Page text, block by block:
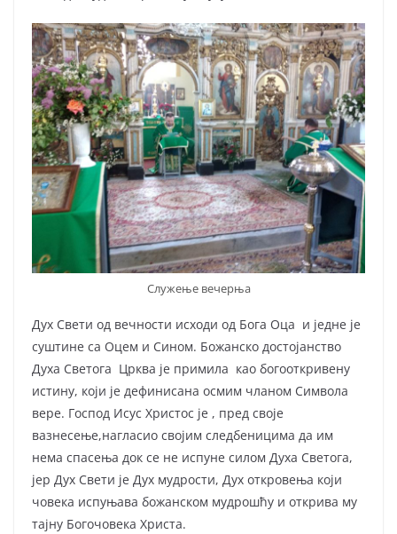
Служење вечерња
Дух Свети од вечности исходи од Бога Оца и једне је
суштине са Оцем и Сином. Божанско достојанство
Духа Светога Црква је примила као богооткривену
истину, који је дефинисана осмим чланом Символа
вере. Господ Исус Христос је , пред своје
вазнесење,нагласио својим следбеницима да им
нема спасења док се не испуне силом Духа Светога,
јер Дух Свети је Дух мудрости, Дух откровења који
човека испуњава божанском мудрошћу и открива му
тајну Богочовека Христа.